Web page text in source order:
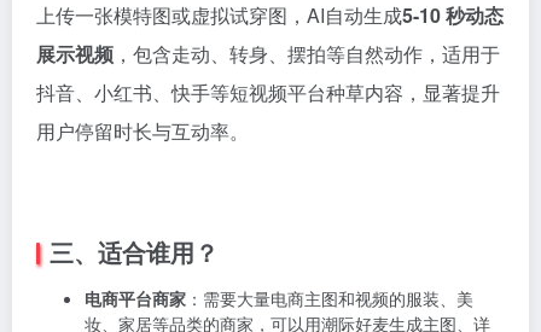
上传一张模特图或虚拟试穿图，AI自动生成5-10 秒动态
展示视频 ，包含走动、转身、摆拍等自然动作，适用于
抖音、小红书、快手等短视频平台种草内容，显著提升
用户停留时长与互动率。
三、适合谁用？
电商平台商家 ：需要大量电商主图和视频的服装、美
妆、家居等品类的商家，可以用潮际好麦生成主图、详